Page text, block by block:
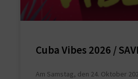
Cuba Vibes 2026 /
Am Samstag, den 24. Oktober